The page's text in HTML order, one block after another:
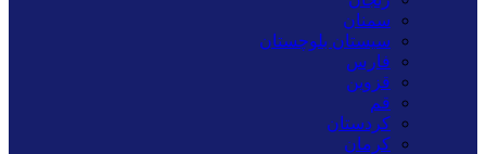
سمنان
سیستان بلوچستان
فارس
قزوین
قم
کردستان
کرمان